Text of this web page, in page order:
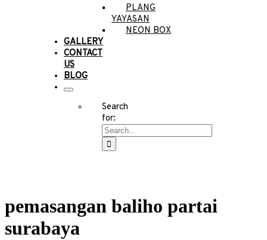
PLANG
YAYASAN
NEON BOX
GALLERY
CONTACT
US
BLOG
Search
for:
pemasangan baliho partai
surabaya